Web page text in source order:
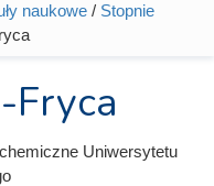
naukowe / Stopnie
Fryca
Uniwersytetu